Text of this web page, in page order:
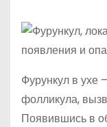
Фурункул в ухе
фолликула,
Появившись в